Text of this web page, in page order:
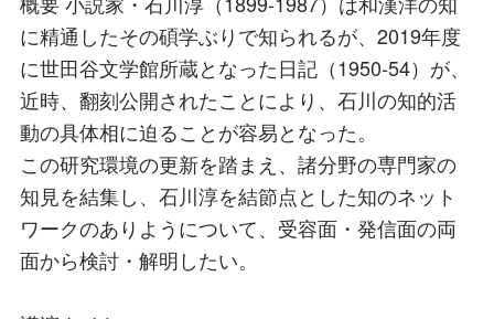
に精通したその碩学ぶりで知られるが、2019年度
に世田谷文学館所蔵となった日記（1950-54）が、
近時、翻刻公開されたことにより、石川の知的活
動の具体相に迫ることが容易となった。
この研究環境の更新を踏まえ、諸分野の専門家の
知見を結集し、石川淳を結節点とした知のネット
ワークのありようについて、受容面・発信面の両
面から検討・解明したい。